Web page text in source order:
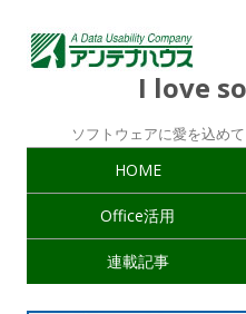
I love
ソフトウェアに愛を込め
HOME
Office活用
連載記事